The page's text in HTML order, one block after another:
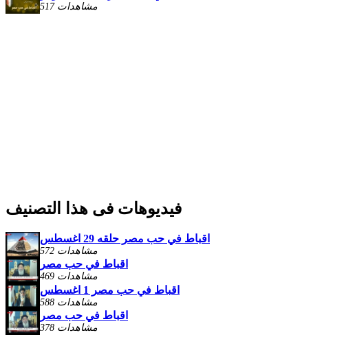
517 مشاهدات
فيديوهات فى هذا التصنيف
اقباط في حب مصر حلقه 29 اغسطس
572 مشاهدات
اقباط في حب مصر
469 مشاهدات
اقباط في حب مصر 1 اغسطس
588 مشاهدات
اقباط في حب مصر
378 مشاهدات